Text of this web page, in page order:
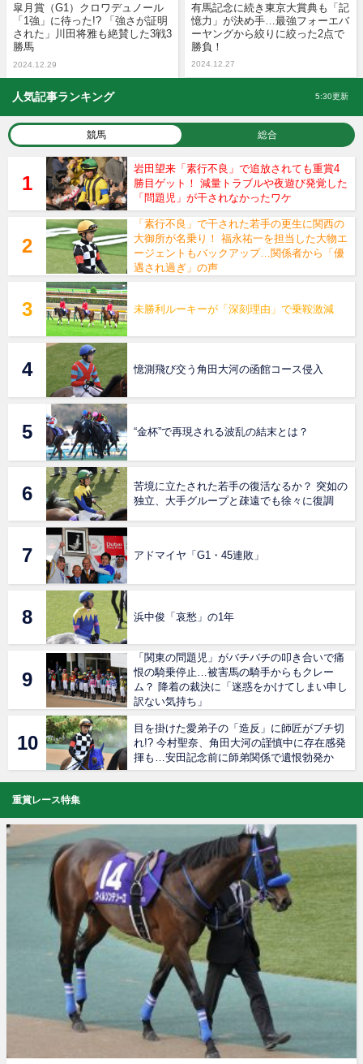
皐月賞（G1）クロワデュノール
「1強」に待った!? 「強さが証明
された」川田将雅も絶賛した3戦3
勝馬
2024.12.29
有馬記念に続き東京大賞典も「記
憶力」が決め手…最強フォーエバ
ーヤングから絞りに絞った2点で
勝負！
2024.12.27
人気記事ランキング 5:30更新
競馬 総合
岩田望来「素行不良」で追放されても重賞4
勝目ゲット！ 減量トラブルや夜遊び発覚した
「問題児」が干されなかったワケ
「素行不良」で干された若手の更生に関西の
大御所が名乗り！ 福永祐一を担当した大物エ
ージェントもバックアップ…関係者から「優
遇され過ぎ」の声
未勝利ルーキーが「深刻理由」で乗鞍激減
憶測飛び交う角田大河の函館コース侵入
“金杯”で再現される波乱の結末とは？
苦境に立たされた若手の復活なるか？ 突如の
独立、大手グループと疎遠でも徐々に復調
アドマイヤ「G1・45連敗」
浜中俊「哀愁」の1年
「関東の問題児」がバチバチの叩き合いで痛
恨の騎乗停止…被害馬の騎手からもクレー
ム？ 降着の裁決に「迷惑をかけてしまい申し
訳ない気持ち」
目を掛けた愛弟子の「造反」に師匠がブチ切
れ!? 今村聖奈、角田大河の謹慎中に存在感発
揮も…安田記念前に師弟関係で遺恨勃発か
重賞レース特集